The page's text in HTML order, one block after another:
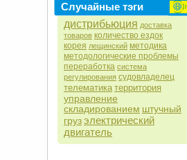
Случайные тэги
дистрибьюция доставка
товаров количество ездок
корея лещинский методика
методологические проблемы
переработка система
регулирования судовладелец
телематика территория
управление
складированием штучный
грузэлектрический
двигатель